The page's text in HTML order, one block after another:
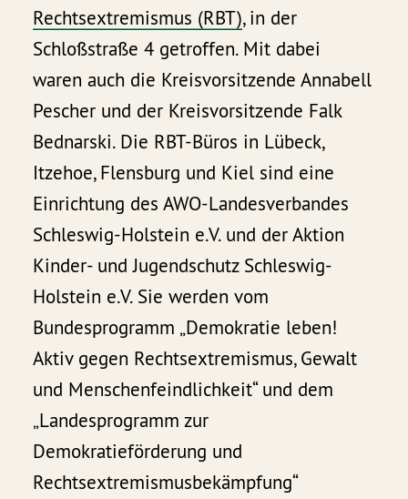
Rechtsextremismus (RBT), in der
Schloßstraße 4 getroffen. Mit dabei
waren auch die Kreisvorsitzende Annabell
Pescher und der Kreisvorsitzende Falk
Bednarski. Die RBT-Büros in Lübeck,
Itzehoe, Flensburg und Kiel sind eine
Einrichtung des AWO-Landesverbandes
Schleswig-Holstein e.V. und der Aktion
Kinder- und Jugendschutz Schleswig-
Holstein e.V. Sie werden vom
Bundesprogramm „Demokratie leben!
Aktiv gegen Rechtsextremismus, Gewalt
und Menschenfeindlichkeit“ und dem
„Landesprogramm zur
Demokratieförderung und
Rechtsextremismusbekämpfung“